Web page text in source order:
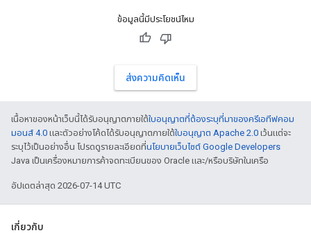
ข้อมูลนี้มีประโยชน์ไหม
ส่งความคิดเห็น
เนื้อหาของหน้าเว็บนี้ได้รับอนุญาตภายใต้ใบอนุญาตที่ต้องระบุที่มาของครีเอทีฟคอม
มอนส์ 4.0 และตัวอย่างโค้ดได้รับอนุญาตภายใต้ใบอนุญาต Apache 2.0 เว้นแต่จะ
ระบุไว้เป็นอย่างอื่น โปรดดูรายละเอียดที่นโยบายเว็บไซต์ Google Developers
Java เป็นเครื่องหมายการค้าจดทะเบียนของ Oracle และ/หรือบริษัทในเครือ
อัปเดตล่าสุด 2026-07-14 UTC
เกี่ยวกับ